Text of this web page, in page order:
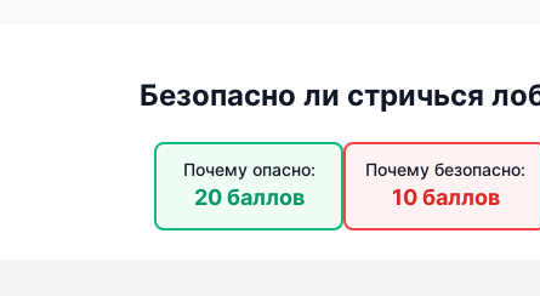
Безопасно ли стричься
Почему опасно:
20 баллов
Почему безопасно:
10 баллов